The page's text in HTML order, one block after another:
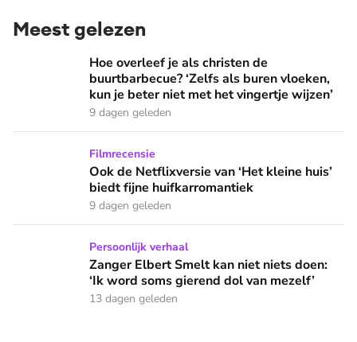
Meest gelezen
Hoe overleef je als christen de buurtbarbecue? ‘Zelfs als
Hoe overleef je als christen de
buurtbarbecue? ‘Zelfs als buren vloeken,
kun je beter niet met het vingertje wijzen’
9 dagen geleden
Ook de Netflixversie van ‘Het kleine huis’ biedt fijne
Filmrecensie
Ook de Netflixversie van ‘Het kleine huis’
biedt fijne huifkarromantiek
9 dagen geleden
Zanger Elbert Smelt kan niet niets doen: ‘Ik word soms
Persoonlijk verhaal
Zanger Elbert Smelt kan niet niets doen:
‘Ik word soms gierend dol van mezelf’
13 dagen geleden